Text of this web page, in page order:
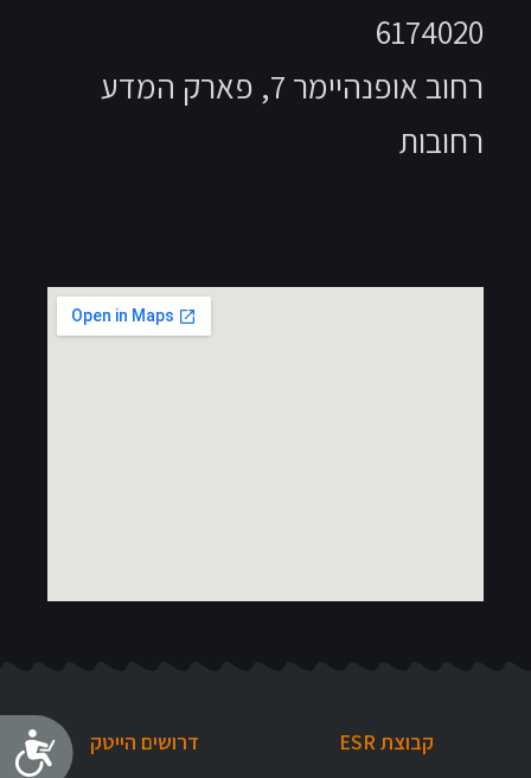
6174020
רחוב אופנהיימר 7, פארק המדע
רחובות
קבוצת ESR דרושים הייטק